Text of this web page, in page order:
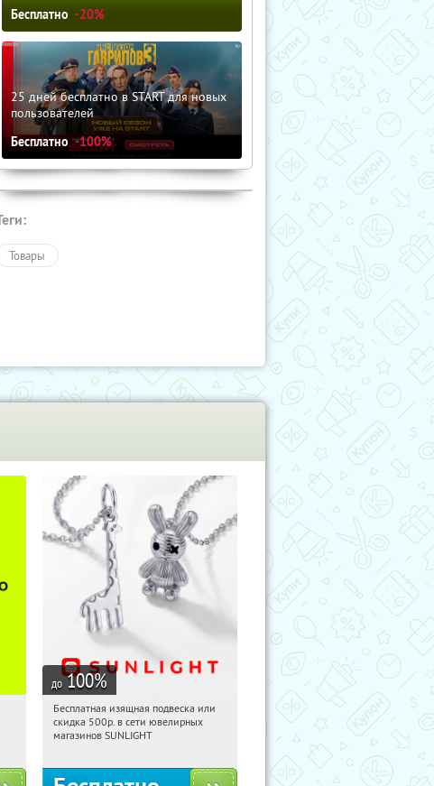
Бесплатно -20%
25 дней бесплатно в START для новых
пользователей
Бесплатно -100%
Товары
до 100%
13:19:20 Получили:
Россия
Бесплатная изящная подвеска или
скидка 500р. в сети ювелирных
магазинов SUNLIGHT